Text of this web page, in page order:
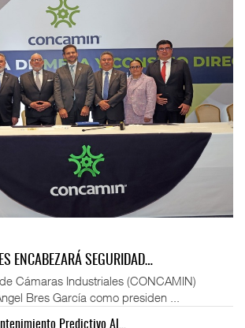
ENCABEZARÁ SEGURIDAD…
Cámaras Industriales (CONCAMIN)
Bres García como presiden ...
Predictivo Al…